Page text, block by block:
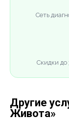
Сеть
Скидки до
Другие
Живота»